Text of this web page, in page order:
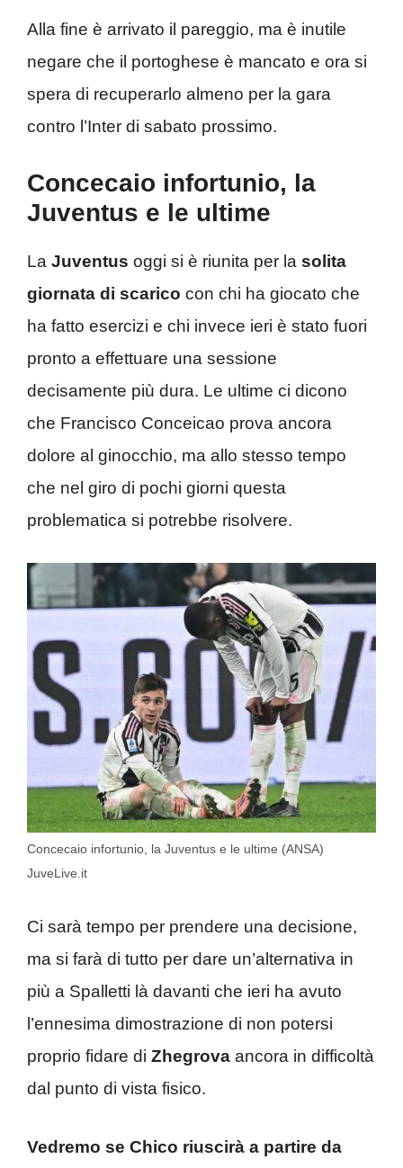
Alla fine è arrivato il pareggio, ma è inutile
negare che il portoghese è mancato e ora si
spera di recuperarlo almeno per la gara
contro l’Inter di sabato prossimo.
Concecaio infortunio, la
Juventus e le ultime
La Juventus oggi si è riunita per la solita
giornata di scarico con chi ha giocato che
ha fatto esercizi e chi invece ieri è stato fuori
pronto a effettuare una sessione
decisamente più dura. Le ultime ci dicono
che Francisco Conceicao prova ancora
dolore al ginocchio, ma allo stesso tempo
che nel giro di pochi giorni questa
problematica si potrebbe risolvere.
Concecaio infortunio, la Juventus e le ultime (ANSA)
JuveLive.it
Ci sarà tempo per prendere una decisione,
ma si farà di tutto per dare un’alternativa in
più a Spalletti là davanti che ieri ha avuto
l’ennesima dimostrazione di non potersi
proprio fidare di Zhegrova ancora in difficoltà
dal punto di vista fisico.
Vedremo se Chico riuscirà a partire da